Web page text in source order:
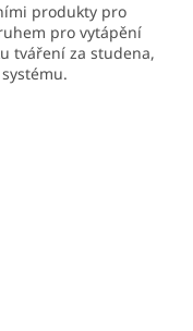
produkty pro
pro vytápění
​​tváření za studena,